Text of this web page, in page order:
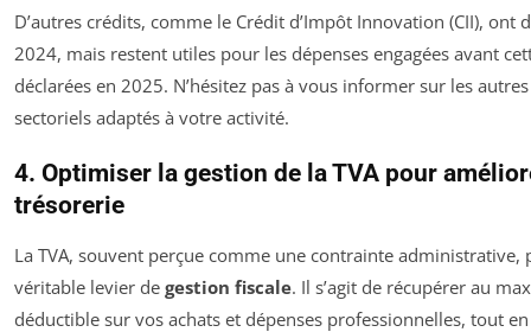
D’autres crédits, comme le Crédit d’Impôt Innovation (CII), ont
2024, mais restent utiles pour les dépenses engagées avant
déclarées en 2025. N’hésitez pas à vous informer sur les
sectoriels adaptés à votre activité.
4. Optimiser la gestion de la TVA pour
trésorerie
La TVA, souvent perçue comme une contrainte administrative,
véritable levier de gestion fiscale. Il s’agit de récupérer au
déductible sur vos achats et dépenses professionnelles, tout